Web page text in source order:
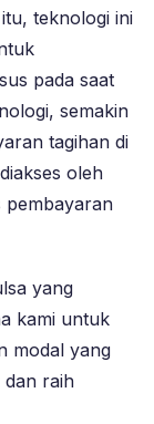
teknologi ini
pada saat
semakin
tagihan di
oleh
pembayaran
yang
kami untuk
modal yang
dan raih